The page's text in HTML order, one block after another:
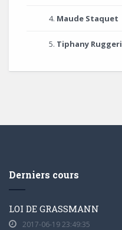
4. Maude Staquet
5. Tiphany Ruggeri
Derniers cours
LOI DE GRASSMANN
2017-06-19 23:49:35